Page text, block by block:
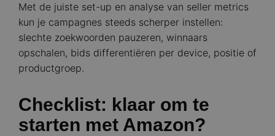
Met de juiste set-up en analyse van seller metrics
kun je campagnes steeds scherper instellen:
slechte zoekwoorden pauzeren, winnaars
opschalen, bids differentiëren per device, positie of
productgroep.
Checklist: klaar om te
starten met Amazon?